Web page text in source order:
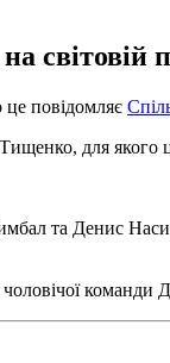
світовій
це повідомляє
для
та Денис
чоловічої